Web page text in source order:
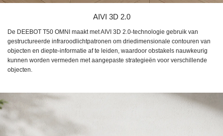
AIVI 3D 2.0
De DEEBOT T50 OMNI maakt met AIVI 3D 2.0-technologie gebruik van
gestructureerde infraroodlichtpatronen om driedimensionale contouren van
objecten en diepte-informatie af te leiden, waardoor obstakels nauwkeurig
kunnen worden vermeden met aangepaste strategieën voor verschillende
objecten.